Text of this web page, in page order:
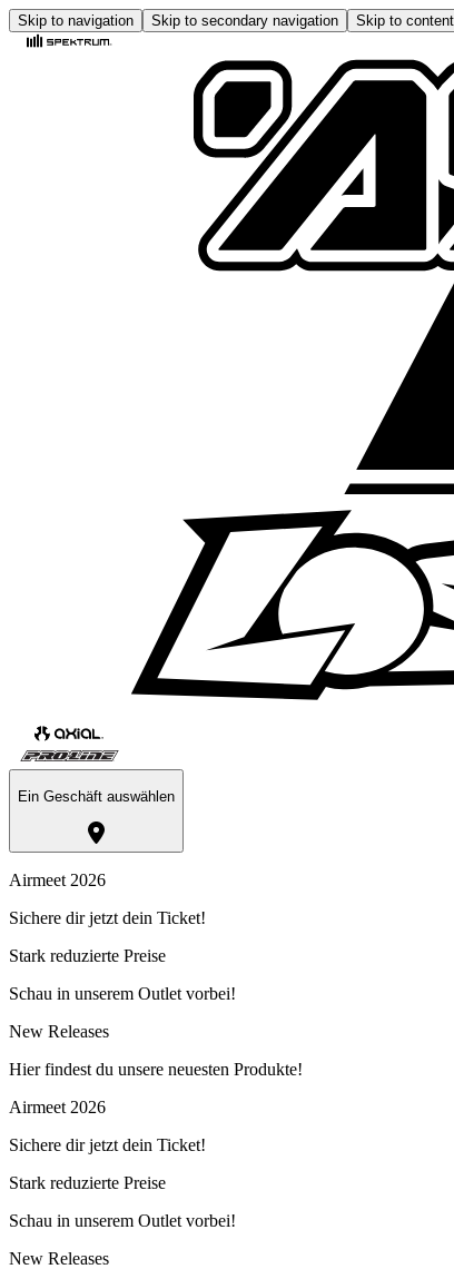
Skip to navigation Skip to secondary navigation Skip to content
Ein Geschäft auswählen
Airmeet 2026
Sichere dir jetzt dein Ticket!
Stark reduzierte Preise
Schau in unserem Outlet vorbei!
New Releases
Hier findest du unsere neuesten Produkte!
Airmeet 2026
Sichere dir jetzt dein Ticket!
Stark reduzierte Preise
Schau in unserem Outlet vorbei!
New Releases